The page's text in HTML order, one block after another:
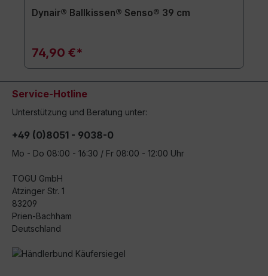
Dynair® Ballkissen® Senso® 39 cm
74,90 €*
Service-Hotline
Unterstützung und Beratung unter:
+49 (0)8051 - 9038-0
Mo - Do 08:00 - 16:30 / Fr 08:00 - 12:00 Uhr
TOGU GmbH
Atzinger Str. 1
83209
Prien-Bachham
Deutschland